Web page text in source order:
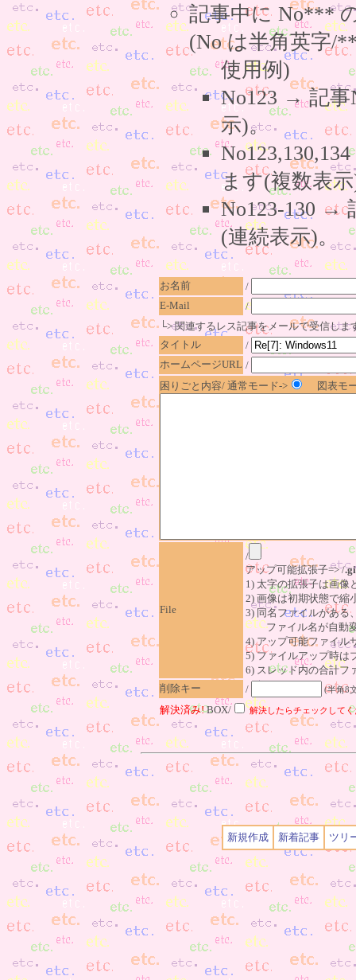
記事中に No***
(No は半角英字/
使用例)
No123 → 記事
示)。
ます(複数表
No123-130 →
(連続表示)。
お名前
/
E-Mail
/
└> 関連するレス記事をメールで受信しま
タイトル
/
ホームページURL /
困りごと内容/ 通常モード->
図表モ
File
/
アップ可能拡張子=> /
1) 太字の拡張子は画像
2) 画像は初期状態で縮
3) 同名ファイルがある
ファイル名が自動変
4) アップ可能ファイル
5) ファイルアップ時は
6) スレッド内の合計
削除キー
/ (半角8
解決済み!BOX/ 解決したらチェックして
新規作成 新着記事 ツリ